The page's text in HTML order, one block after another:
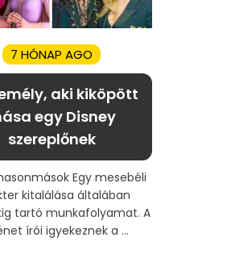
7 HÓNAP AGO
aki kiköpött
egy Disney
szereplőnek
Egy mesebéli
kitalálása általában
tartó munkafolyamat. A
írói igyekeznek a ...